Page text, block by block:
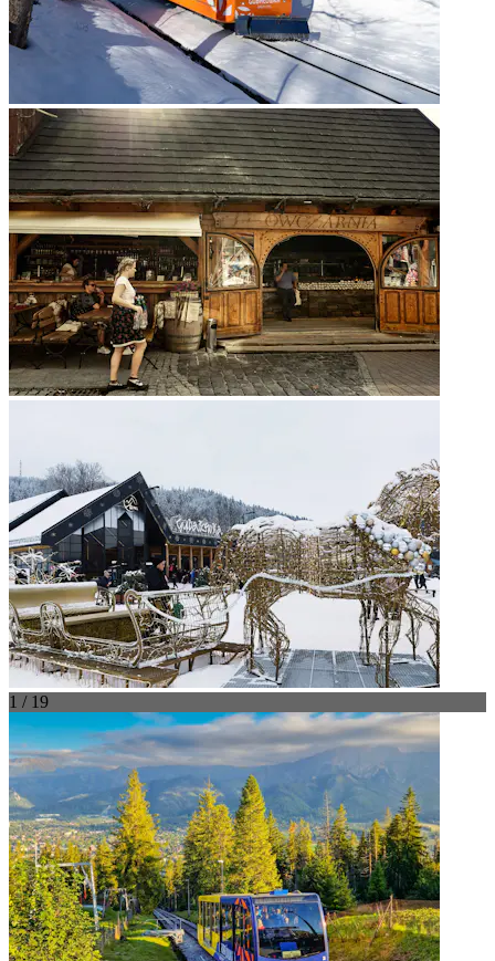
1 / 19